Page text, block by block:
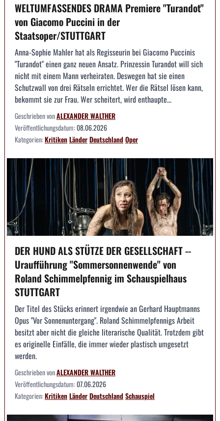
WELTUMFASSENDES DRAMA Premiere "Turandot"
von Giacomo Puccini in der
Staatsoper/STUTTGART
Anna-Sophie Mahler hat als Regisseurin bei Giacomo Puccinis
"Turandot" einen ganz neuen Ansatz. Prinzessin Turandot will sich
nicht mit einem Mann verheiraten. Deswegen hat sie einen
Schutzwall von drei Rätseln errichtet. Wer die Rätsel lösen kann,
bekommt sie zur Frau. Wer scheitert, wird enthaupte...
Geschrieben vonALEXANDER WALTHER
Veröffentlichungsdatum:08.06.2026
Kategorien:KritikenLänderDeutschlandOper
DER HUND ALS STÜTZE DER GESELLSCHAFT --
Uraufführung "Sommersonnenwende" von
Roland Schimmelpfennig im Schauspielhaus
STUTTGART
Der Titel des Stücks erinnert irgendwie an Gerhard Hauptmanns
Opus "Vor Sonnenuntergang". Roland Schimmelpfennigs Arbeit
besitzt aber nicht die gleiche literarische Qualität. Trotzdem gibt
es originelle Einfälle, die immer wieder plastisch umgesetzt
werden.
Geschrieben vonALEXANDER WALTHER
Veröffentlichungsdatum:07.06.2026
Kategorien:KritikenLänderDeutschlandSchauspiel